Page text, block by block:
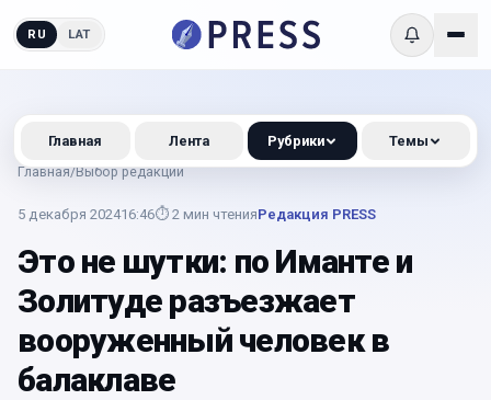
RU LAT
Главная/Выбор редакции
5 декабря 202416:46⏱ 2 мин чтенияРедакция PRESS
Это не шутки: по Иманте и
Золитуде разъезжает
вооруженный человек в
балаклаве
Главная Лента Рубрики Темы